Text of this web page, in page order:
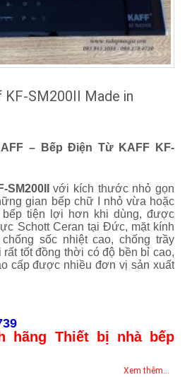
SM200II Made in
– Bếp Điện Từ KAFF KF-
với kích thước nhỏ gọn
gian bếp chữ I nhỏ vừa hoặc
bếp tiện lợi hơn khi dùng, được
Schott Ceran tại Đức, mặt kính
sốc nhiệt cao, chống trầy
tốt đồng thời có độ bền bỉ cao,
cấp được nhiều đơn vị sản xuất
hãng Thiết bị nhà bếp
Xem thêm...